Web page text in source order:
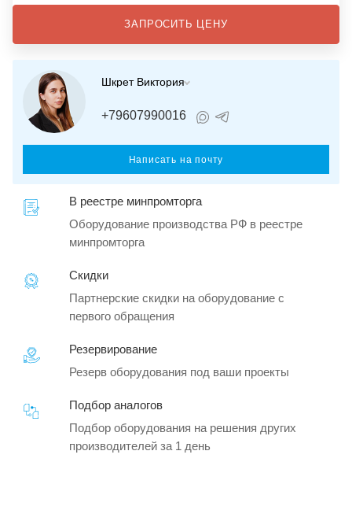
ЗАПРОСИТЬ ЦЕНУ
Шкрет Виктория
+79607990016
Написать на почту
В реестре минпромторга
Оборудование производства РФ в реестре
минпромторга
Скидки
Партнерские скидки на оборудование с
первого обращения
Резервирование
Резерв оборудования под ваши проекты
Подбор аналогов
Подбор оборудования на решения других
производителей за 1 день